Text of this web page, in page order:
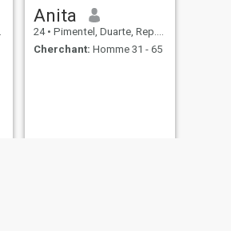
Anita
24 • Pimentel, Duarte, Rep.Dominicaine
Cherchant: Homme 31 - 65